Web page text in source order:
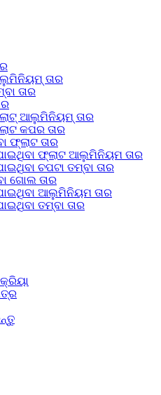
ତାର
ତାର
ଆଲୁମିନିୟମ୍ ତାର
କପର ତାର
ଫ୍ଲାଟ ତାର
ଫ୍ଲାଟ ଆଲୁମିନିୟମ ତାର
ଚପଟା ତମ୍ବା ତାର
ଗୋଲ ତାର
ଆଲୁମିନିୟମ ତାର
ତମ୍ବା ତାର